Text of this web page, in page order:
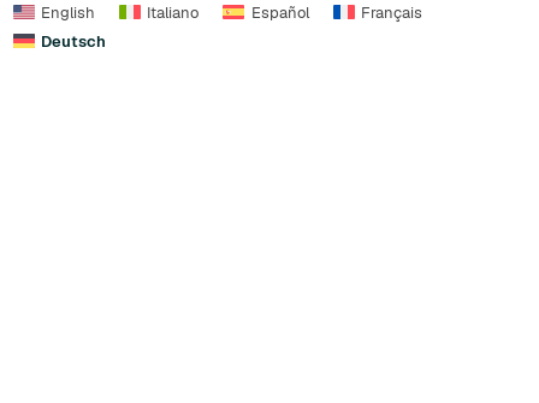
English Italiano Español
Français
Deutsch